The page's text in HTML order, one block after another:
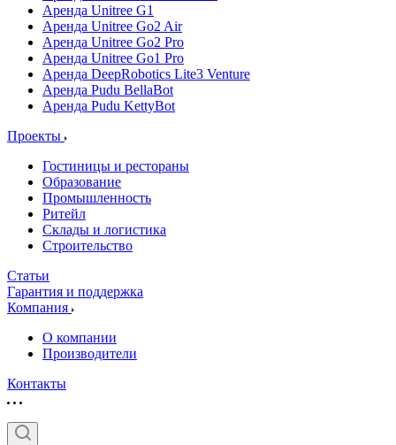
Аренда Unitree G1
Аренда Unitree Go2 Air
Аренда Unitree Go2 Pro
Аренда Unitree Go1 Pro
Аренда DeepRobotics Lite3 Venture
Аренда Pudu BellaBot
Аренда Pudu KettyBot
Проекты
Гостиницы и рестораны
Образование
Промышленность
Ритейл
Склады и логистика
Строительство
Статьи
Гарантия и поддержка
Компания
О компании
Производители
Контакты